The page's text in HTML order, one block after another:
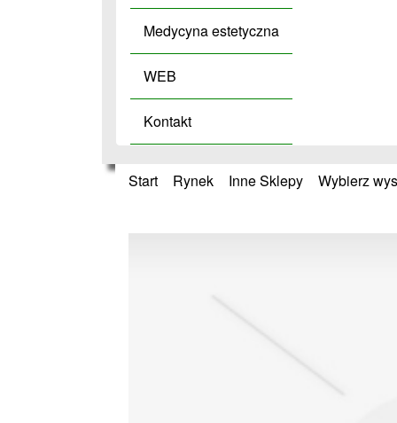
Medycyna estetyczna
WEB
Kontakt
Start Rynek Inne Sklepy Wybierz